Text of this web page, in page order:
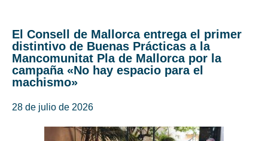
El Consell de Mallorca entrega el primer
distintivo de Buenas Prácticas a la
Mancomunitat Pla de Mallorca por la
campaña «No hay espacio para el
machismo»
28 de julio de 2026